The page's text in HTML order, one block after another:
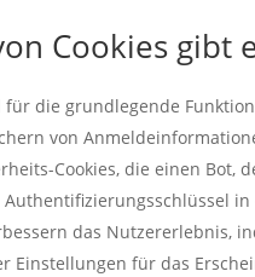
Cookies gibt
für die grundlegende
von
Cookies, die einen
in
das Nutzererlebnis,
Einstellungen für das